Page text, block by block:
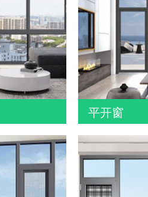
平开窗